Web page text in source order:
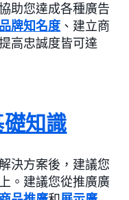
助您達成各種廣告
品牌知名度 、建立商
高忠誠度皆可達
知識
決方案後，建議您
。建議您從推廣廣